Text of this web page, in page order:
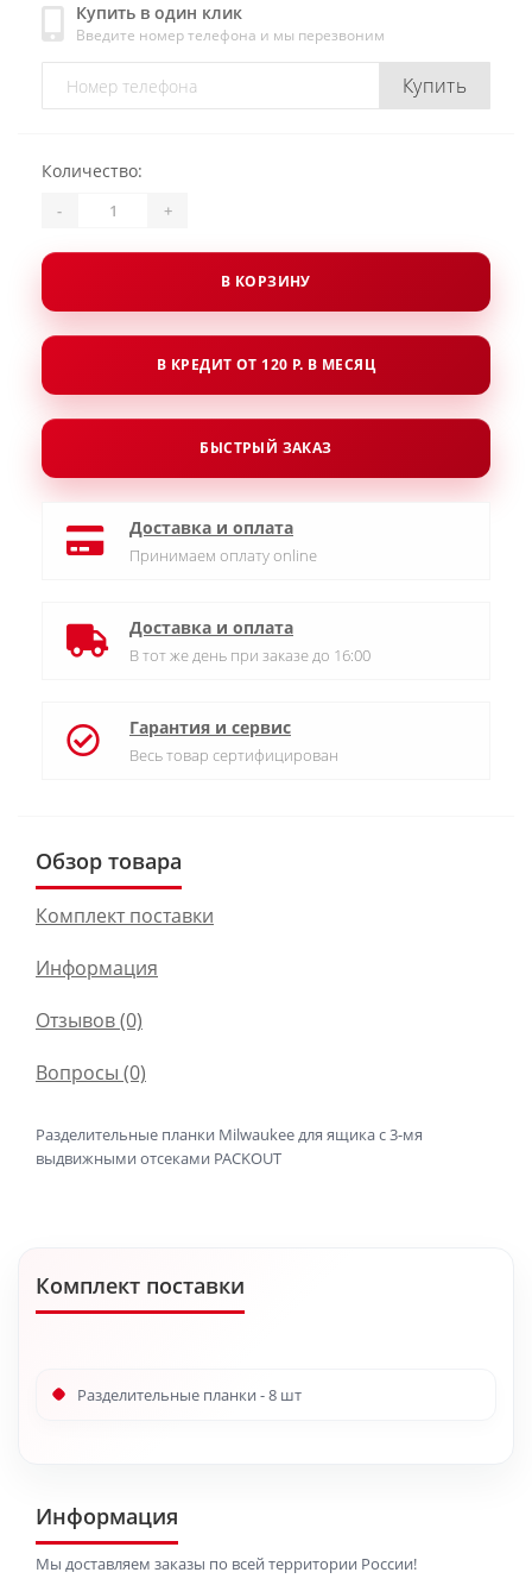
Купить в один клик
Введите номер телефона и мы перезвоним
Купить
Количество:
- +
В КОРЗИНУ
В КРЕДИТ ОТ 120 Р. В МЕСЯЦ
БЫСТРЫЙ ЗАКАЗ
Доставка и оплата
Принимаем оплату online
Доставка и оплата
В тот же день при заказе до 16:00
Гарантия и сервис
Весь товар сертифицирован
Обзор товара
Комплект поставки
Информация
Отзывов (0)
Вопросы (0)
Разделительные планки Milwaukee для ящика с 3-мя
выдвижными отсеками PACKOUT
Комплект поставки
Разделительные планки - 8 шт
Информация
Мы доставляем заказы по всей территории России!